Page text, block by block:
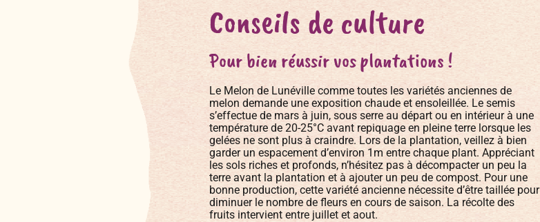
Conseils de culture
Pour bien réussir vos plantations !
Le Melon de Lunéville comme toutes les variétés anciennes de
melon demande une exposition chaude et ensoleillée. Le semis
s’effectue de mars à juin, sous serre au départ ou en intérieur à une
température de 20-25°C avant repiquage en pleine terre lorsque les
gelées ne sont plus à craindre. Lors de la plantation, veillez à bien
garder un espacement d’environ 1m entre chaque plant. Appréciant
les sols riches et profonds, n’hésitez pas à décompacter un peu la
terre avant la plantation et à ajouter un peu de compost. Pour une
bonne production, cette variété ancienne nécessite d’être taillée pour
diminuer le nombre de fleurs en cours de saison. La récolte des
fruits intervient entre juillet et aout.